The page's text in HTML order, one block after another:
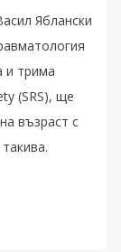
Яблански
и трима
(SRS), ще
възраст с